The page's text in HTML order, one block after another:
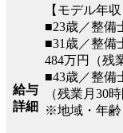
給与
詳細
【モデル年収
■23歳／整備
■31歳／整備
484万円（残
■43歳／整備
（残業月30時
※地域・年齢